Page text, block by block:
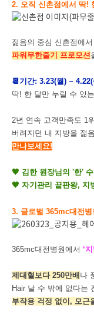
2. 오직 신촌점에서 딱!
젊음의 중심 신촌점에
파워무한줄기 프로모션
📆기간: 3.23(월) ~
딱! 한 달만 누릴 수 있
2년 연속 고객만족도 1
버려지던 내 지방을 젊
만나보세요!
🧡 김한 원장님의 '한'
🧡 자기관리 끝판왕, 지
3. 글로벌 365mc대전
365mc대전병원에서 ‘
제대혈보다 250만배 나
Hair 날 수 밖에 없다는
부작용 걱정 없이, 모근